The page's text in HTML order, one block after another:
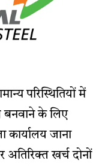
परिस्थितियों में
बनवाने के लिए
कार्यालय जाना
खर्च दोनों